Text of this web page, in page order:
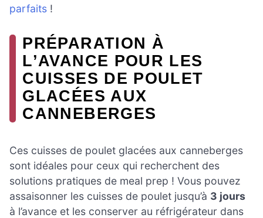
parfaits !
PRÉPARATION À
L’AVANCE POUR LES
CUISSES DE POULET
GLACÉES AUX
CANNEBERGES
Ces cuisses de poulet glacées aux canneberges
sont idéales pour ceux qui recherchent des
solutions pratiques de meal prep ! Vous pouvez
assaisonner les cuisses de poulet jusqu’à 3 jours
à l’avance et les conserver au réfrigérateur dans